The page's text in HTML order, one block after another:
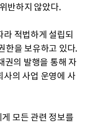
반하지 않았다.
적법하게 설립되
한을 보유하고 있다.
권의 발행을 통해 자
사의 사업 운영에 사
모든 관련 정보를